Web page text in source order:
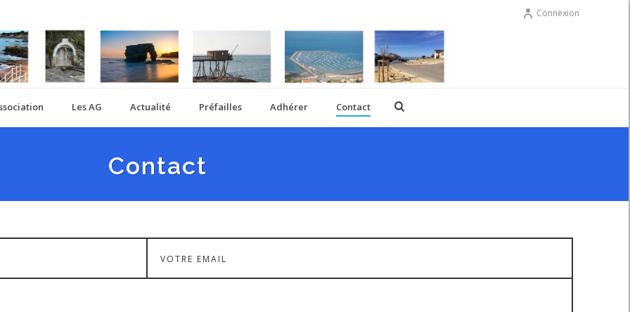
Connexion
Les AG Actualité Préfailles Adhérer Contact
Contact